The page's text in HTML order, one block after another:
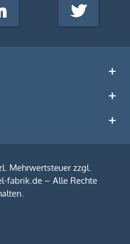
Twitter
Mehrwertsteuer zzgl.
fabrik.de – Alle Rechte